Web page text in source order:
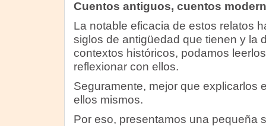
Cuentos antiguos, cuentos
La notable eficacia de estos relatos
siglos de antigüedad que tienen y la
contextos históricos, podamos
reflexionar con ellos.
Seguramente, mejor que explicarlos
ellos mismos.
Por eso, presentamos una pequeña